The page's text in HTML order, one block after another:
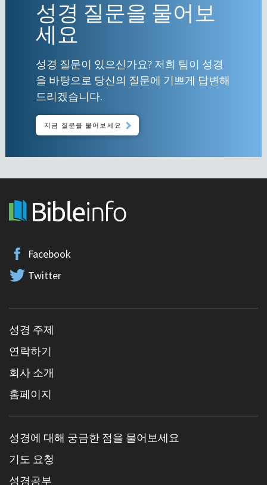
성경 질문을 물어보
세요
성경 질문이 있으신가요? 저희 팀이 성경
을 바탕으로 당신의 질문에 기쁘게 답변해
드리겠습니다.
지금 질문을 물어보세요
Facebook
Twitter
성경 주제
연락하기
회사 소개
홈페이지
성경에 대해 궁금한 점을 물어보세요
기도 요청
성경공부